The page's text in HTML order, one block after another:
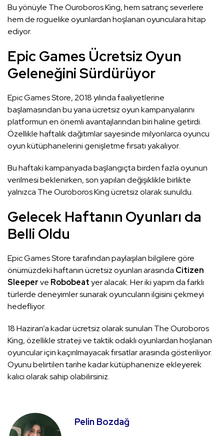
Bu yönüyle The Ouroboros King, hem satranç severlere
hem de roguelike oyunlardan hoşlanan oyunculara hitap
ediyor.
Epic Games Ücretsiz Oyun
Geleneğini Sürdürüyor
Epic Games Store, 2018 yılında faaliyetlerine
başlamasından bu yana ücretsiz oyun kampanyalarını
platformun en önemli avantajlarından biri haline getirdi.
Özellikle haftalık dağıtımlar sayesinde milyonlarca oyuncu
oyun kütüphanelerini genişletme fırsatı yakalıyor.
Bu haftaki kampanyada başlangıçta birden fazla oyunun
verilmesi beklenirken, son yapılan değişiklikle birlikte
yalnızca The Ouroboros King ücretsiz olarak sunuldu.
Gelecek Haftanın Oyunları da
Belli Oldu
Epic Games Store tarafından paylaşılan bilgilere göre
önümüzdeki haftanın ücretsiz oyunları arasında Citizen
Sleeperve Robobeatyer alacak. Her iki yapım da farklı
türlerde deneyimler sunarak oyuncuların ilgisini çekmeyi
hedefliyor.
18 Haziran’a kadar ücretsiz olarak sunulan The Ouroboros
King, özellikle strateji ve taktik odaklı oyunlardan hoşlanan
oyuncular için kaçırılmayacak fırsatlar arasında gösteriliyor.
Oyunu belirtilen tarihe kadar kütüphanenize ekleyerek
kalıcı olarak sahip olabilirsiniz.
Pelin Bozdağ